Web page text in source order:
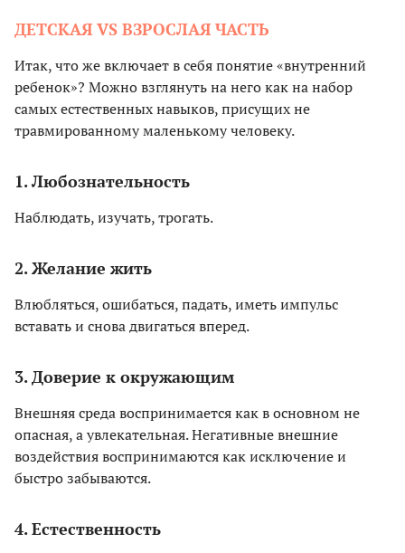
ДЕТСКАЯ VS ВЗРОСЛАЯ ЧАСТЬ
Итак, что же включает в себя понятие «внутренний
ребенок»? Можно взглянуть на него как на набор
самых естественных навыков, присущих не
травмированному маленькому человеку.
1. Любознательность
Наблюдать, изучать, трогать.
2. Желание жить
Влюбляться, ошибаться, падать, иметь импульс
вставать и снова двигаться вперед.
3. Доверие к окружающим
Внешняя среда воспринимается как в основном не
опасная, а увлекательная. Негативные внешние
воздействия воспринимаются как исключение и
быстро забываются.
4. Естественность